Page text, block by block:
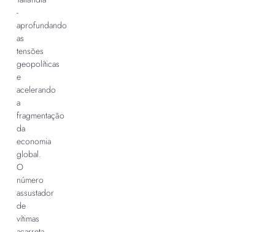
-
aprofundando
as
tensões
geopolíticas
e
acelerando
a
fragmentação
da
economia
global.
O
número
assustador
de
vítimas